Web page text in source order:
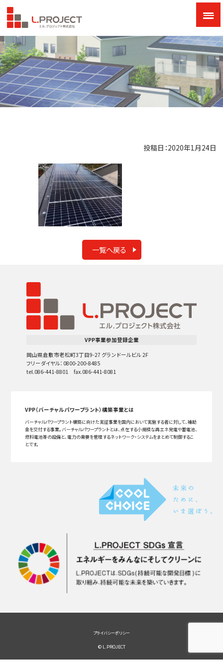
投稿日：2020年1月24日
一覧へ戻る
VPP事業参加登録企業
岡山県倉敷市老松町3丁目9-27 グランドールビル 2F
フリーダイヤル：0800-200-8485
tel.086-441-8801 fax.086-441-8081
VPP（バーチャルパワープラント）構築事業とは
バーチャルパワープラント構築に向けた実証事業を国内において実施する者に対して、補助
金を交付する事業。バーチャルパワープラントとは、点在する小規模な再エネ発電や蓄電池、
燃料電池等の設備と、電力の需要を管理するネットワーク・システムをまとめて制御するこ
とです。
プライバシーポリシー
© L.PROJECT